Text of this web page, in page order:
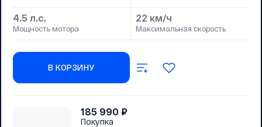
4.5 л.с.
Мощность мотора
22 км/ч
Максимальная скорость
В КОРЗИНУ
185 990 ₽
Покупка